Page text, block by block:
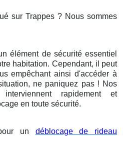
sur Trappes ? Nous sommes
élément de sécurité essentiel
habitation. Cependant, il peut
empêchant ainsi d'accéder à
ne paniquez pas ! Nos
interviennent rapidement et
en toute sécurité.
un déblocage de rideau